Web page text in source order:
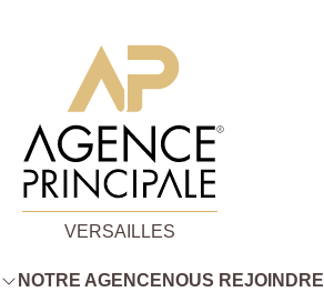
VERSAILLES
NOTRE AGENCE NOUS REJOINDRE